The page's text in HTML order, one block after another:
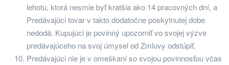
lehotu, ktorá nesmie byť kratšia ako 14 pracovných dní, a
Predávajúci tovar v takto dodatočne poskytnutej dobe
nedodá. Kupujúci je povinný upozorniť vo svojej výzve
predávajúceho na svoj úmysel od Zmluvy odstúpiť.
Predávajúci nie je v omeškaní so svojou povinnosťou včas